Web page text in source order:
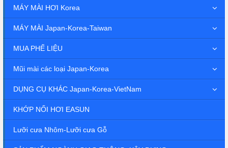
MÁY MÀI HƠI Korea
MÁY MÀI Japan-Korea-Taiwan
MUA PHẾ LIỆU
Mũi mài các loại Japan-Korea
DỤNG CỤ KHÁC Japan-Korea-VietNam
KHỚP NỐI HƠI EASUN
Lưỡi cưa Nhôm-Lưỡi cưa Gỗ